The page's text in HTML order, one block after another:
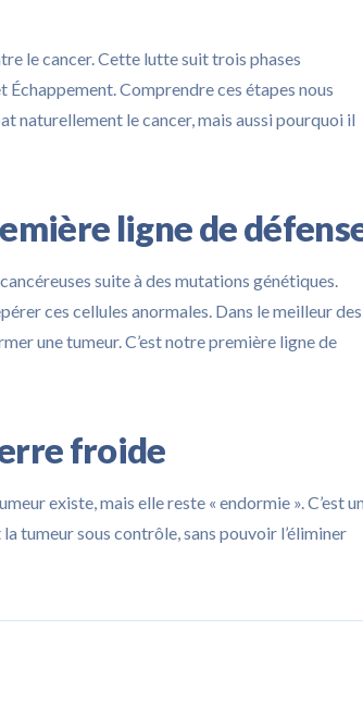
le cancer. Cette lutte suit trois phases
Échappement. Comprendre ces étapes nous
naturellement le cancer, mais aussi pourquoi il
ligne de
suite à des mutations génétiques.
ces cellules anormales. Dans le meilleur des
une tumeur. C’est notre première ligne de
froide
existe, mais elle reste « endormie ». C’est
tumeur sous contrôle, sans pouvoir l’éliminer